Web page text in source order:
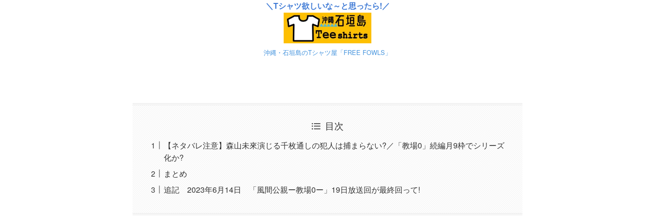
＼Tシャツ欲しいな～と思ったら!／
沖縄・石垣島のTシャツ屋「FREE FOWLS」
目次
【ネタバレ注意】森山未來演じる千枚通しの犯人は捕まらない?／「教場0」続編月9枠でシリーズ
化か?
まとめ
追記 2023年6月14日 「風間公親ー教場0ー」19日放送回が最終回って!